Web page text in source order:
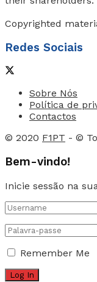
Copyrighted
Redes Sociais
Sobre Nós
Política de
Contactos
© 2020 F1PT - ©
Bem-vindo!
Inicie sessão na
Remember Me